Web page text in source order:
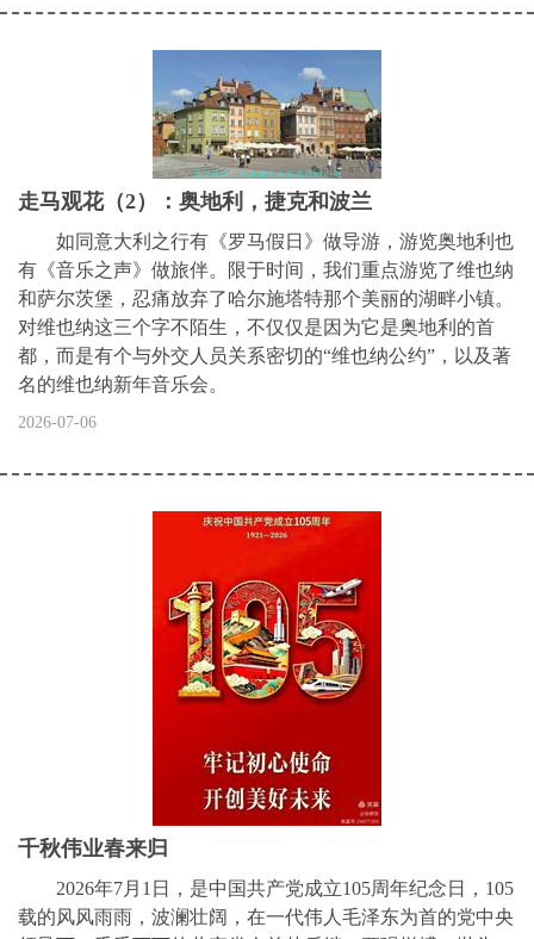
走马观花（2）：奥地利，捷克和波兰
如同意大利之行有《罗马假日》做导游，游览奥地利也
有《音乐之声》做旅伴。限于时间，我们重点游览了维也纳
和萨尔茨堡，忍痛放弃了哈尔施塔特那个美丽的湖畔小镇。
对维也纳这三个字不陌生，不仅仅是因为它是奥地利的首
都，而是有个与外交人员关系密切的“维也纳公约”，以及著
名的维也纳新年音乐会。
2026-07-06
千秋伟业春来归
2026年7月1日，是中国共产党成立105周年纪念日，105
载的风风雨雨，波澜壮阔，在一代伟人毛泽东为首的党中央